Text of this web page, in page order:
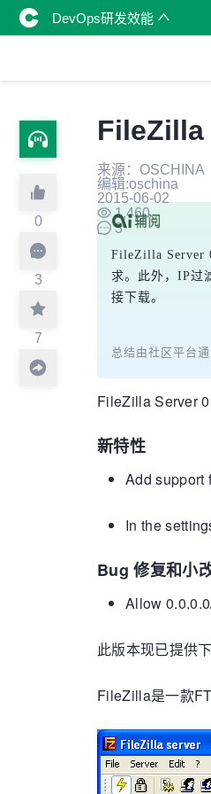
DevOps研发效能
0
3
7
FileZilla
来源：OSCHINA
编辑:oschina
2015-06-02
1,460
3
FileZilla Server
求。此外，IP过
接下载。
总结由社区平台
FileZilla Server
新特性
Add support
In the
Bug 修复和小
Allow
此版本现已提供
FileZilla是一款